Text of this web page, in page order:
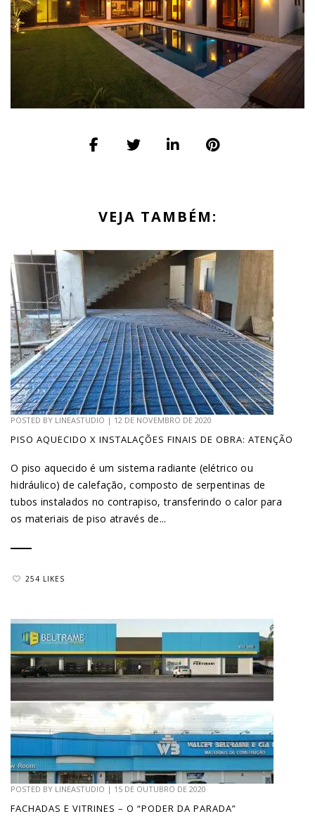
VEJA TAMBÉM:
POSTED BY LINEASTUDIO | 12 DE NOVEMBRO DE 2020
PISO AQUECIDO X INSTALAÇÕES FINAIS DE OBRA: ATENÇÃO
O piso aquecido é um sistema radiante (elétrico ou
hidráulico) de calefação, composto de serpentinas de
tubos instalados no contrapiso, transferindo o calor para
os materiais de piso através de...
254 LIKES
POSTED BY LINEASTUDIO | 15 DE OUTUBRO DE 2020
FACHADAS E VITRINES – O “PODER DA PARADA”